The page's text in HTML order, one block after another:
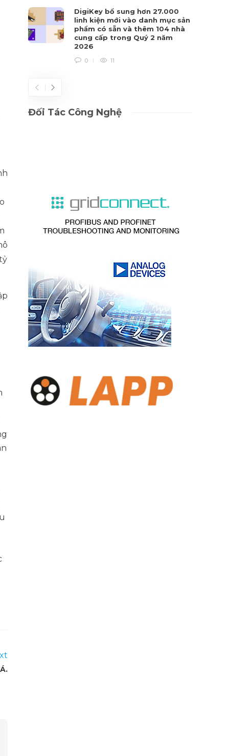
DigiKey bổ sung hơn 27.000
linh kiện mới vào danh mục sản
phẩm có sẵn và thêm 104 nhà
cung cấp trong Quý 2 năm
2026
0 11
Đối Tác Công Nghệ